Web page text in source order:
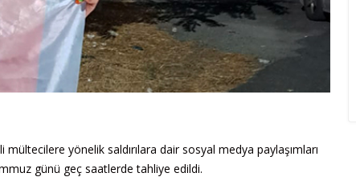
mültecilere yönelik saldırılara dair sosyal medya paylaşımları
günü geç saatlerde tahliye edildi.